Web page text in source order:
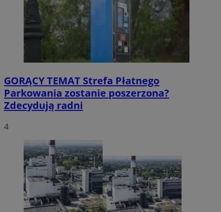
GORĄCY TEMAT Strefa Płatnego
Parkowania zostanie poszerzona?
Zdecydują radni
4